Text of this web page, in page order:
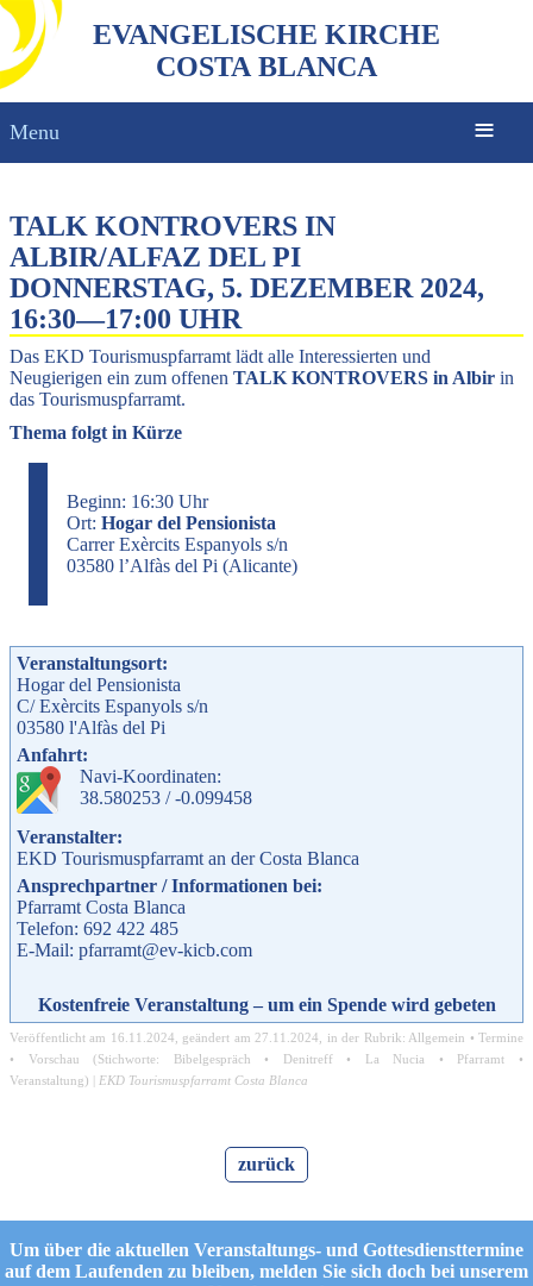
EVANGELISCHE KIRCHE
COSTA BLANCA
Menu
TALK KONTROVERS IN
ALBIR/ALFAZ DEL PI
DONNERSTAG, 5. DEZEMBER 2024,
16:30—17:00 UHR
Das EKD Tourismuspfarramt lädt alle Interessierten und
Neugierigen ein zum offenen TALK KONTROVERS in Albir in
das Tourismuspfarramt.
Thema folgt in Kürze
Beginn: 16:30 Uhr
Ort: Hogar del Pensionista
Carrer Exèrcits Espanyols s/n
03580 l’Alfàs del Pi (Alicante)
Veranstaltungsort:
Hogar del Pensionista
C/ Exèrcits Espanyols s/n
03580 l'Alfàs del Pi
Anfahrt:
Navi-Koordinaten:
38.580253 / -0.099458
Veranstalter:
EKD Tourismuspfarramt an der Costa Blanca
Ansprechpartner / Informationen bei:
Pfarramt Costa Blanca
Telefon: 692 422 485
E-Mail: pfarramt@ev-kicb.com
Kostenfreie Veranstaltung – um ein Spende wird gebeten
Veröffentlicht am 16.11.2024 , geändert am 27.11.2024 , in der Rubrik: Allgemein •Termine
•
Vorschau (Stichworte: Bibelgespräch • Denitreff• La Nucia • Pfarramt •
Veranstaltung) | EKD Tourismuspfarramt Costa Blanca
zurück
Um über die aktuellen Veranstaltungs- und Gottesdiensttermine
auf dem Laufenden zu bleiben, melden Sie sich doch bei unserem